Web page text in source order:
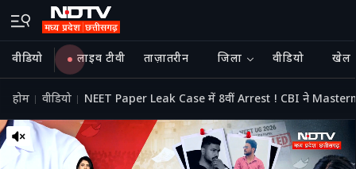
वीडियो लाइव टीवी ताज़ातरीन जिला वीडियो खेल
होम वीडियो NEET Paper Leak Case में 8वीं Arrest ! CBI ने